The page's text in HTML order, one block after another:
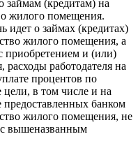
займам (кредитам) на
жилого помещения.
идет о займах (кредитах)
жилого помещения, а
приобретением и (или)
работодателя на
процентов по
в том числе и на
предоставленных банком
жилого помещения, не
с вышеназванным